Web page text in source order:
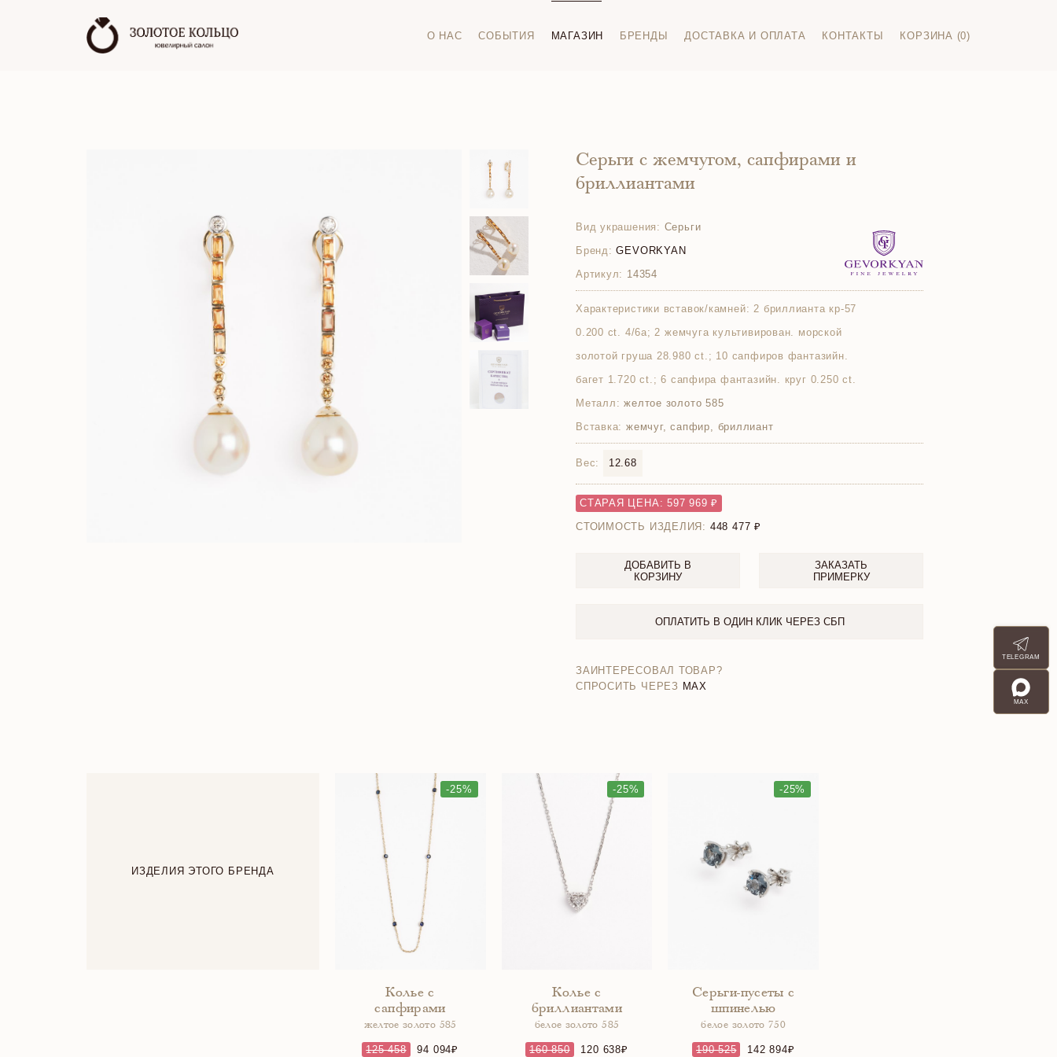
О НАС СОБЫТИЯ МАГАЗИН БРЕНДЫ ДОСТАВКА И ОПЛАТА КОНТАКТЫ КОРЗИНА (0)
Серьги с жемчугом, сапфирами и
бриллиантами
Вид украшения: Серьги
Бренд: GEVORKYAN
Артикул: 14354
Характеристики вставок/камней: 2 бриллианта кр-57
0.200 ct. 4/6а; 2 жемчуга культивирован. морской
золотой груша 28.980 ct.; 10 сапфиров фантазийн.
багет 1.720 ct.; 6 сапфира фантазийн. круг 0.250 ct.
Металл: желтое золото 585
Вставка: жемчуг, сапфир, бриллиант
Вес: 12.68
СТАРАЯ ЦЕНА: 597 969 ₽
СТОИМОСТЬ ИЗДЕЛИЯ: 448 477
ДОБАВИТЬ В
КОРЗИНУ
ЗАКАЗАТЬ
ПРИМЕРКУ
ОПЛАТИТЬ В ОДИН КЛИК ЧЕРЕЗ СБП
ЗАИНТЕРЕСОВАЛ ТОВАР?
СПРОСИТЬ ЧЕРЕЗ MAX
ИЗДЕЛИЯ ЭТОГО БРЕНДА
-25%
Колье с
сапфирами
желтое золото 585
125 458 94 094
-25%
Колье с
бриллиантами
белое золото 585
160 850 120 638
-25%
Серьги-пусеты с
шпинелью
белое золото 750
190 525 142 894
TELEGRAM
MAX